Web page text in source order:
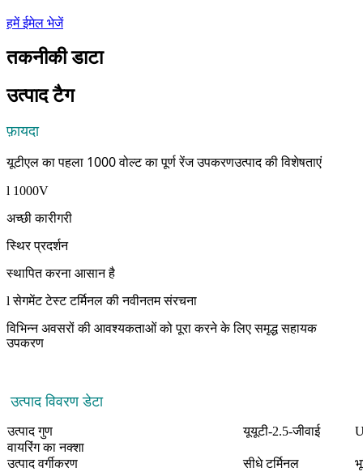
हमें ईमेल भेजें
तकनीकी डाटा
उत्पाद टैग
फ़ायदा
यूटीएल का पहला 1000 वोल्ट का पूर्ण रेंज उपकरणउत्पाद की विशेषताएं
l 1000V
अच्छी कारीगरी
स्थिर प्रदर्शन
स्थापित करना आसान है
l सेगमेंट टेस्ट टर्मिनल की नवीनतम संरचना
विभिन्न अवसरों की आवश्यकताओं को पूरा करने के लिए समृद्ध सहायक
उपकरण
उत्पाद विवरण डेटा
उत्पाद गुण यूयूटी-2.5-जीवाई
वायरिंग का नक्शा
उत्पाद वर्गीकरण
सीधे टर्मिनल